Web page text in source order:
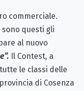
commerciale.
questi gli
al nuovo
Il Contest, a
le classi delle
di Cosenza